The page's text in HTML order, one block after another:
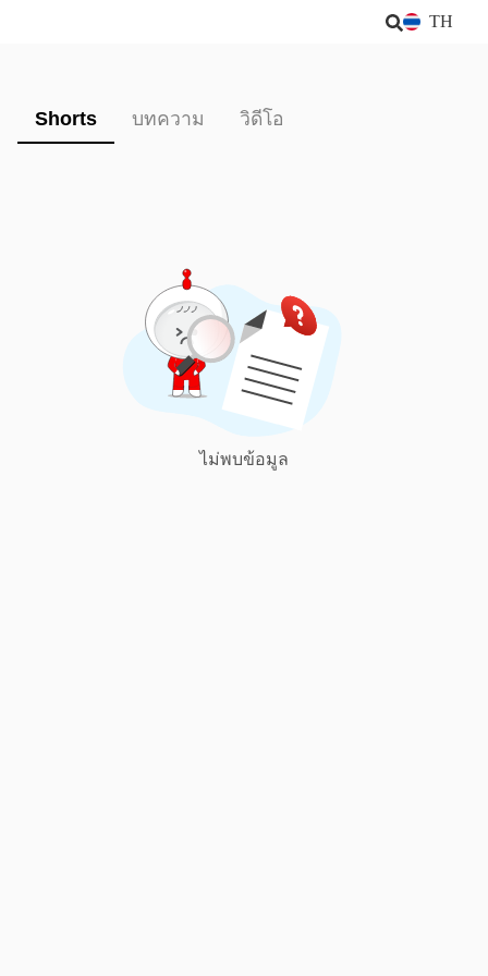
TH
Shorts บทความ วิดีโอ
ไม่พบข้อมูล